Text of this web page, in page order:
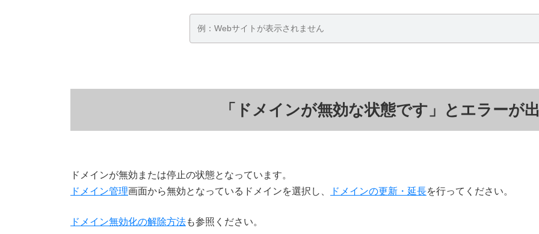
「ドメインが無効な状態です」とエラーが
ドメインが無効または停止の状態となっています。
ドメイン管理画面から無効となっているドメインを選択し、 ドメインの更新・延長を行ってください。
ドメイン無効化の解除方法も参照ください。